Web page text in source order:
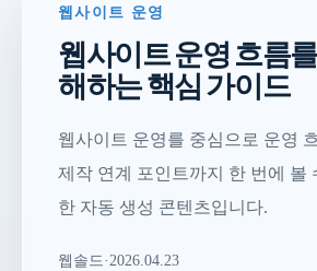
웹사이트 운영
웹사이트 운영 흐름
해하는 핵심 가이드
웹사이트 운영를 중심으로 운영
제작 연계 포인트까지 한 번에 볼
한 자동 생성 콘텐츠입니다.
웹솔드·2026.04.23